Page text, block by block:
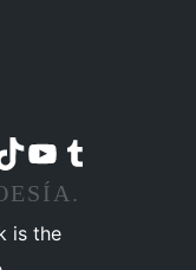
de Instagram
cuenta de LinkedIn
nuestra cuenta de TikTok
Visita nuestro canal de YouTube
Visita nuestra cuenta de Tumblr
is the